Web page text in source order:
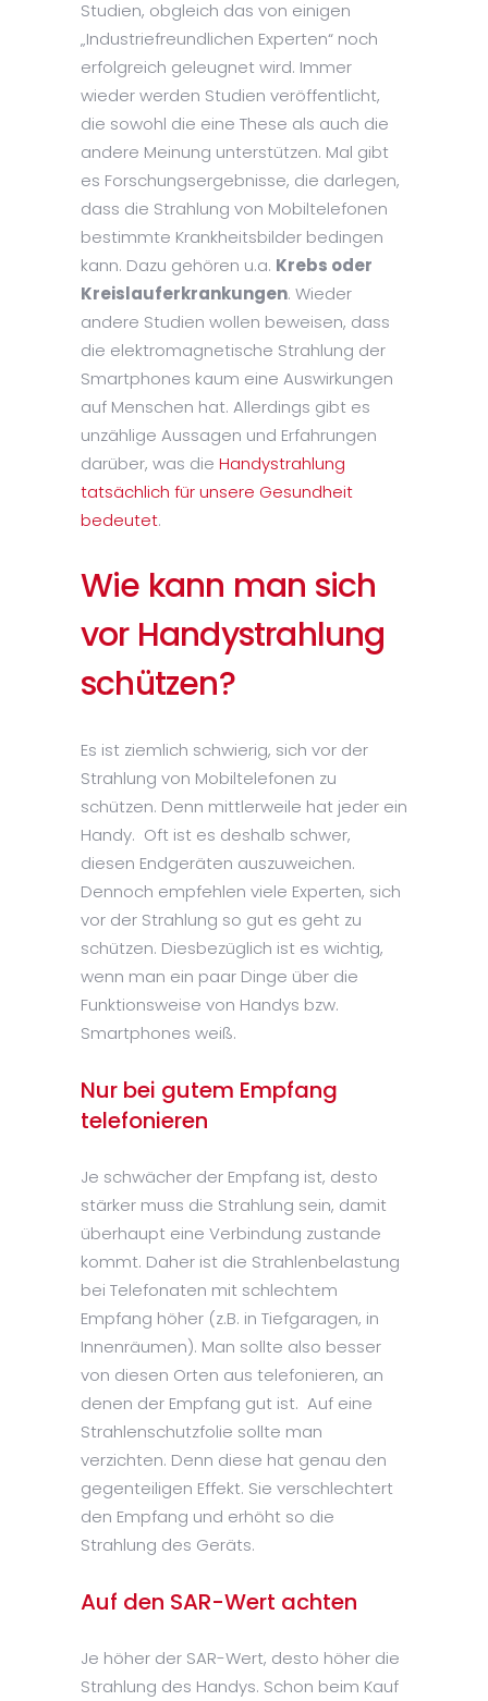
Studien, obgleich das von einigen
„Industriefreundlichen Experten“ noch
erfolgreich geleugnet wird. Immer
wieder werden Studien veröffentlicht,
die sowohl die eine These als auch die
andere Meinung unterstützen. Mal gibt
es Forschungsergebnisse, die darlegen,
dass die Strahlung von Mobiltelefonen
bestimmte Krankheitsbilder bedingen
kann. Dazu gehören u.a. Krebs oder
Kreislauferkrankungen. Wieder
andere Studien wollen beweisen, dass
die elektromagnetische Strahlung der
Smartphones kaum eine Auswirkungen
auf Menschen hat. Allerdings gibt es
unzählige Aussagen und Erfahrungen
darüber, was die Handystrahlung
tatsächlich für unsere Gesundheit
bedeutet.
Wie kann man sich
vor Handystrahlung
schützen?
Es ist ziemlich schwierig, sich vor der
Strahlung von Mobiltelefonen zu
schützen. Denn mittlerweile hat jeder ein
Handy. Oft ist es deshalb schwer,
diesen Endgeräten auszuweichen.
Dennoch empfehlen viele Experten, sich
vor der Strahlung so gut es geht zu
schützen. Diesbezüglich ist es wichtig,
wenn man ein paar Dinge über die
Funktionsweise von Handys bzw.
Smartphones weiß.
Nur bei gutem Empfang
telefonieren
Je schwächer der Empfang ist, desto
stärker muss die Strahlung sein, damit
überhaupt eine Verbindung zustande
kommt. Daher ist die Strahlenbelastung
bei Telefonaten mit schlechtem
Empfang höher (z.B. in Tiefgaragen, in
Innenräumen). Man sollte also besser
von diesen Orten aus telefonieren, an
denen der Empfang gut ist. Auf eine
Strahlenschutzfolie sollte man
verzichten. Denn diese hat genau den
gegenteiligen Effekt. Sie verschlechtert
den Empfang und erhöht so die
Strahlung des Geräts.
Auf den SAR-Wert achten
Je höher der SAR-Wert, desto höher die
Strahlung des Handys. Schon beim Kauf